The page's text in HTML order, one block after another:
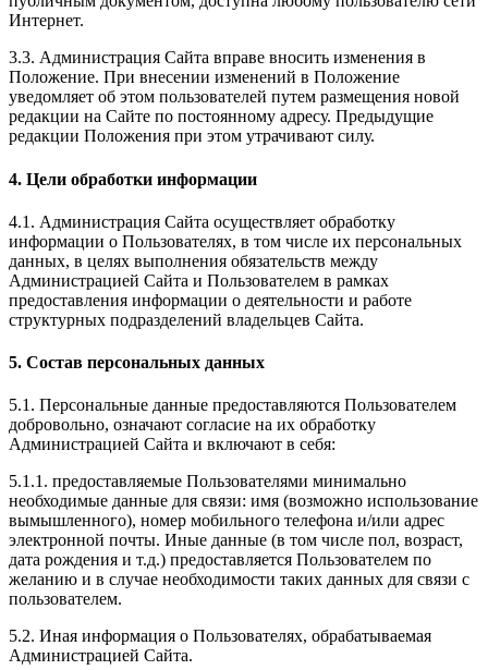
Интернет.
3.3. Администрация Сайта вправе вносить изменения в
Положение. При внесении изменений в Положение
уведомляет об этом пользователей путем размещения новой
редакции на Сайте по постоянному адресу. Предыдущие
редакции Положения при этом утрачивают силу.
4. Цели обработки информации
4.1. Администрация Сайта осуществляет обработку
информации о Пользователях, в том числе их персональных
данных, в целях выполнения обязательств между
Администрацией Сайта и Пользователем в рамках
предоставления информации о деятельности и работе
структурных подразделений владельцев Сайта.
5. Состав персональных данных
5.1. Персональные данные предоставляются Пользователем
добровольно, означают согласие на их обработку
Администрацией Сайта и включают в себя:
5.1.1. предоставляемые Пользователями минимально
необходимые данные для связи: имя (возможно использование
вымышленного), номер мобильного телефона и/или адрес
электронной почты. Иные данные (в том числе пол, возраст,
дата рождения и т.д.) предоставляется Пользователем по
желанию и в случае необходимости таких данных для связи с
пользователем.
5.2. Иная информация о Пользователях, обрабатываемая
Администрацией Сайта.